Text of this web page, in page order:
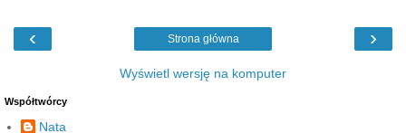
‹ ›
Strona główna
Wyświetl wersję na komputer
Współtwórcy
Nata